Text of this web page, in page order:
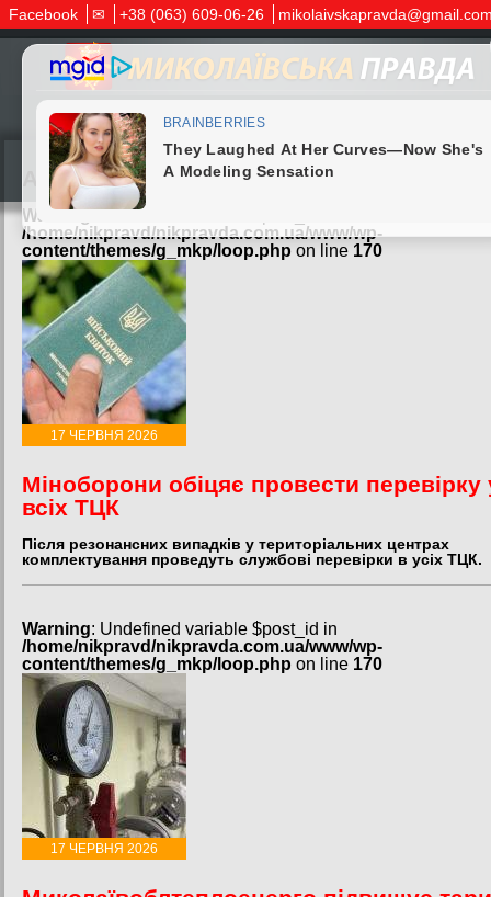
Facebook ✉ +38 (063) 609-06-26
Архів за:17.06.2026
Warning: Undefined variable $post_id in
/home/nikpravd/nikpravda.com.ua/www/wp-
content/themes/g_mkp/loop.php on line 170
17 ЧЕРВНЯ 2026
Міноборони обіцяє провести перевірку
всіх ТЦК
Після резонансних випадків у територіальних центрах
комплектування проведуть службові перевірки в усіх ТЦК.
Warning: Undefined variable $post_id in
/home/nikpravd/nikpravda.com.ua/www/wp-
content/themes/g_mkp/loop.php on line 170
17 ЧЕРВНЯ 2026